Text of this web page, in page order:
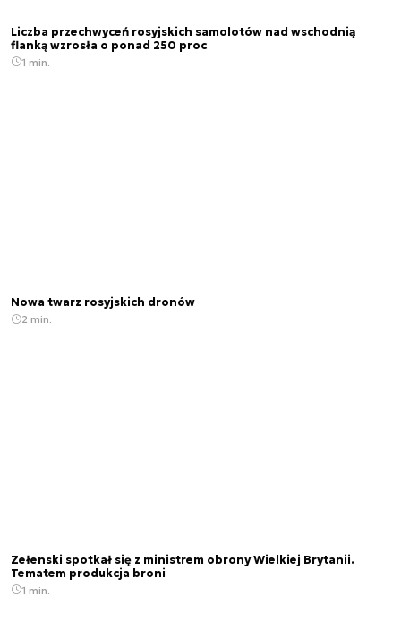
Liczba przechwyceń rosyjskich samolotów nad wschodnią
flanką wzrosła o ponad 250 proc
1 min.
Nowa twarz rosyjskich dronów
2 min.
Zełenski spotkał się z ministrem obrony Wielkiej Brytanii.
Tematem produkcja broni
1 min.